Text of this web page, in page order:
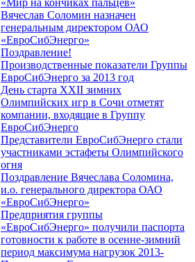
«Мир на кончиках пальцев»
Вячеслав Соломин назначен
генеральным директором ОАО
«ЕвроСибЭнерго»
Поздравление!
Производственные показатели Группы
ЕвроСибЭнерго за 2013 год
День старта XXII зимних
Олимпийских игр в Сочи отметят
компании, входящие в Группу
ЕвроСибЭнерго
Представители ЕвроСибЭнерго стали
участниками эстафеты Олимпийского
огня
Поздравление Вячеслава Соломина,
и.о. генерального директора ОАО
«ЕвроСибЭнерго»
Предприятия группы
«ЕвроСибЭнерго» получили паспорта
готовности к работе в осенне-зимний
период максимума нагрузок 2013-